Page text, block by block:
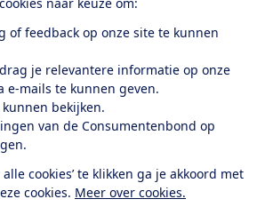
of feedback op onze site te kunnen
je relevantere informatie op onze
e-mails te kunnen geven.
kunnen bekijken.
van de Consumentenbond op
alle cookies’ te klikken ga je akkoord met
cookies. Meer over cookies.
Alles over de
app
Privacyverklaring
Toegankelijkheid
feed nieuws
Facebook
TwitterInstagram
YoutubeLinkedIn
beoordelen de Consumentenbondmet gemiddeld